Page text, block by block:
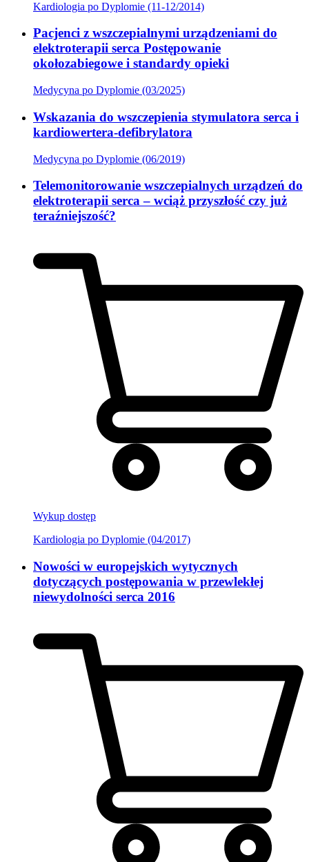
Kardiologia po Dyplomie (11-12/2014)
Pacjenci z wszczepialnymi urządzeniami do
elektroterapii serca Postępowanie
okołozabiegowe i standardy opieki
Medycyna po Dyplomie (03/2025)
Wskazania do wszczepienia stymulatora serca i
kardiowertera-defibrylatora
Medycyna po Dyplomie (06/2019)
Telemonitorowanie wszczepialnych urządzeń do
elektroterapii serca – wciąż przyszłość czy już
teraźniejszość?
Wykup dostęp
Kardiologia po Dyplomie (04/2017)
Nowości w europejskich wytycznych
dotyczących postępowania w przewlekłej
niewydolności serca 2016